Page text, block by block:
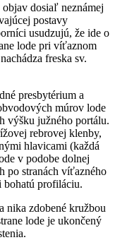
dosiaľ neznámej
postavy
usudzujú, že ide o
lode pri víťaznom
freska sv.
presbytérium a
múrov lode
výšku južného portálu.
rebrovej klenby,
hlavicami (každá
v podobe dolnej
po stranách víťazného
bohatú profiláciu.
nika zdobené kružbou
lode je ukončený